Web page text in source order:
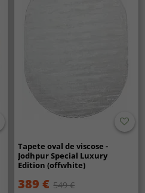
Tapete oval de viscose -
Jodhpur Special Luxury
Edition (offwhite)
389 € 549 €